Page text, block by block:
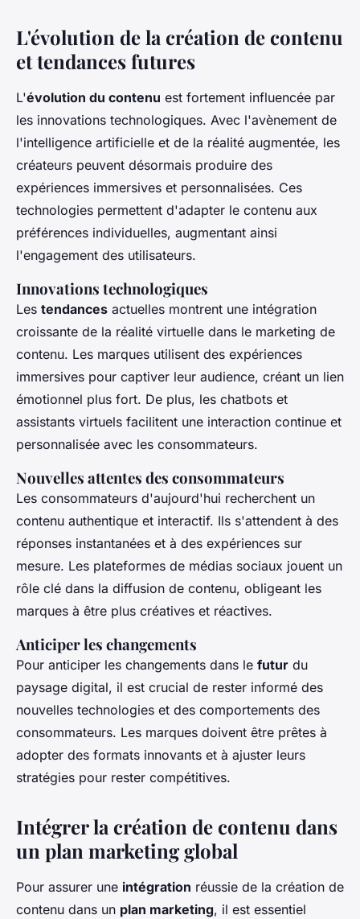
L'évolution de la création de contenu
et tendances futures
L'évolution du contenu est fortement influencée par
les innovations technologiques. Avec l'avènement de
l'intelligence artificielle et de la réalité augmentée, les
créateurs peuvent désormais produire des
expériences immersives et personnalisées. Ces
technologies permettent d'adapter le contenu aux
préférences individuelles, augmentant ainsi
l'engagement des utilisateurs.
Innovations technologiques
Les tendances actuelles montrent une intégration
croissante de la réalité virtuelle dans le marketing de
contenu. Les marques utilisent des expériences
immersives pour captiver leur audience, créant un lien
émotionnel plus fort. De plus, les chatbots et
assistants virtuels facilitent une interaction continue et
personnalisée avec les consommateurs.
Nouvelles attentes des consommateurs
Les consommateurs d'aujourd'hui recherchent un
contenu authentique et interactif. Ils s'attendent à des
réponses instantanées et à des expériences sur
mesure. Les plateformes de médias sociaux jouent un
rôle clé dans la diffusion de contenu, obligeant les
marques à être plus créatives et réactives.
Anticiper les changements
Pour anticiper les changements dans le futur du
paysage digital, il est crucial de rester informé des
nouvelles technologies et des comportements des
consommateurs. Les marques doivent être prêtes à
adopter des formats innovants et à ajuster leurs
stratégies pour rester compétitives.
Intégrer la création de contenu dans
un plan marketing global
Pour assurer une intégration réussie de la création de
contenu dans un plan marketing, il est essentiel